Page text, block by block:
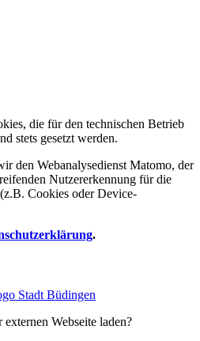
die für den technischen Betrieb
stets gesetzt werden.
den Webanalysedienst Matomo, der
Nutzererkennung für die
Cookies oder Device-
.
Webseite laden?